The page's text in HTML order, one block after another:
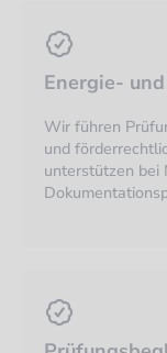
Energie-
Wir führen
und
unterstützen bei